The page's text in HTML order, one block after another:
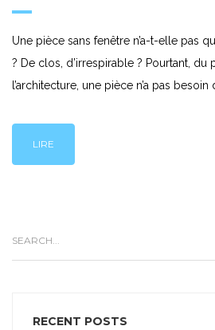
Une pièce sans fenêtre n’a-t-elle pas
? De clos, d’irrespirable ? Pourtant, du
l’architecture, une pièce n’a pas
LIRE
RECENT POSTS